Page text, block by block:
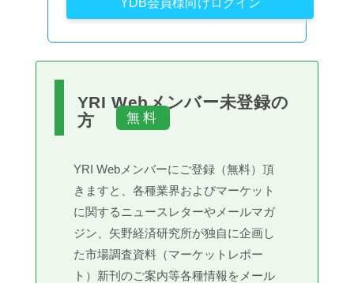
YRI Webメンバー未登録の
方
YRI Webメンバーにご登録（無料）頂
きますと、各種業界およびマーケット
に関するニュースレターやメールマガ
ジン、矢野経済研究所が独自に企画し
た市場調査資料（マーケットレポー
ト）新刊のご案内等各種情報をメール